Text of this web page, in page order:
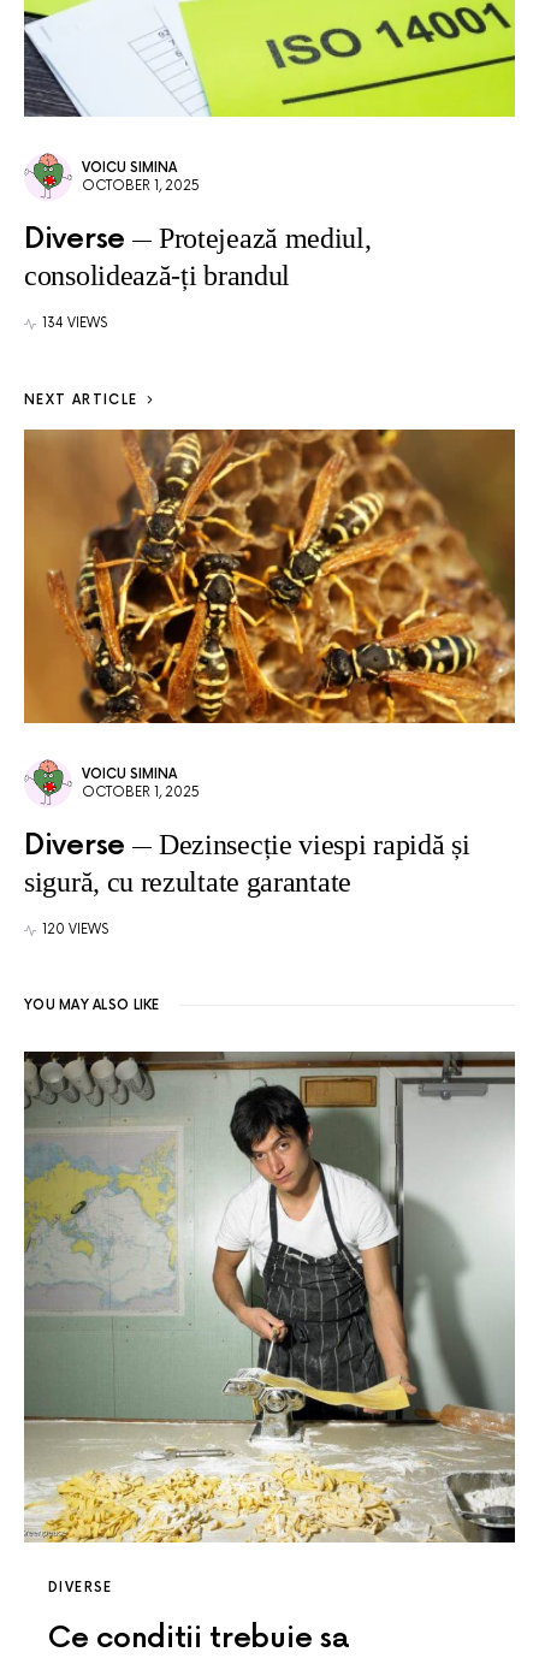
VOICU SIMINA
OCTOBER 1, 2025
Diverse
Protejează mediul,
consolidează-ți brandul
134 VIEWS
NEXT ARTICLE
VOICU SIMINA
OCTOBER 1, 2025
Diverse
Dezinsecție viespi rapidă și
sigură, cu rezultate garantate
120 VIEWS
YOU MAY ALSO LIKE
DIVERSE
Ce conditii trebuie sa